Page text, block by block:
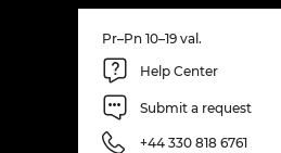
Pr–Pn 10–19 val.
Help Center
Submit a request
+44 330 818 6761